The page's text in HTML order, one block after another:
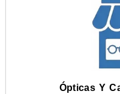
Ópticas Y